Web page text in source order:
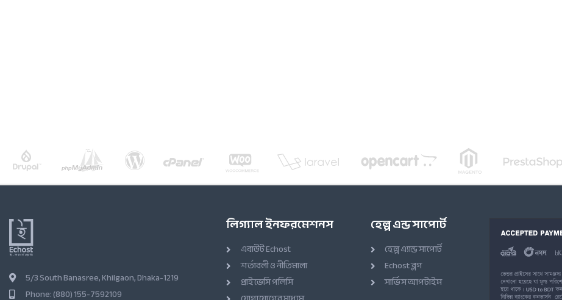
5/3 South Banasree, Khilgaon, Dhaka-1219
Phone: (880) 155-7592109
লিগ্যাল ইনফরমেশনস
এবাউট Echost
শর্তাবলী ও নীতিমালা
প্রাইভেসি পলিসি
হেল্প এন্ড সাপোর্ট
হেল্প এ্যান্ড সাপোর্ট
Echost ব্লগ
সার্ভিস আপটাইম